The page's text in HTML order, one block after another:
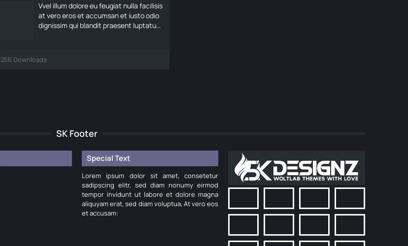
Vvel illum dolore eu feugiat nulla facilisis
at vero eros et accumsan et iusto odio
dignissim qui blandit praesent luptatum
256 Downloads
SK Footer
Special Text
Lorem ipsum dolor sit amet, consetetur
sadipscing elitr, sed diam nonumy eirmod
tempor invidunt ut labore et dolore magna
aliquyam erat, sed diam voluptua, At vero eos
et accusam: